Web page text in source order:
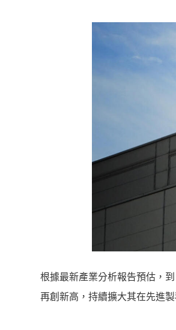
根據最新產業分析報告預估，到
再創新高，持續擴大其在先進